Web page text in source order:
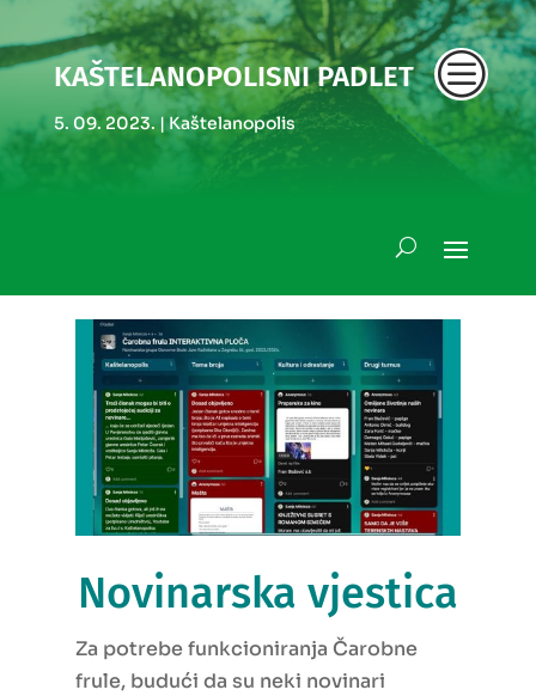
c
KAŠTELANOPOLISNI PADLET
5. 09. 2023.| Kaštelanopolis
Novinarska vjestica
Za potrebe funkcioniranja Čarobne
frule, budući da su neki novinari